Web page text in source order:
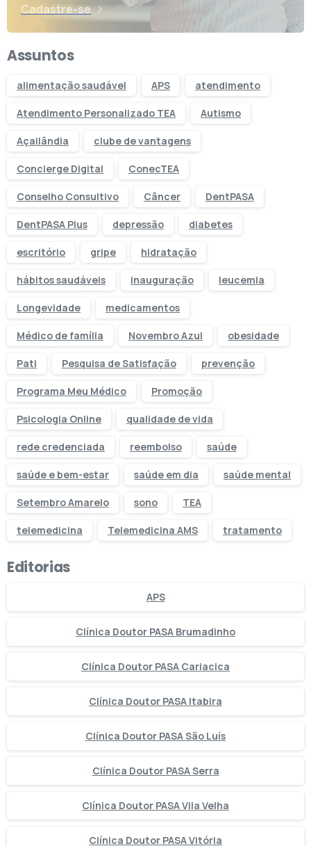
Cadastre-se
Assuntos
alimentação saudável APS atendimento
Atendimento Personalizado TEA Autismo
Açailândia clube de vantagens
Concierge Digital ConecTEA
Conselho Consultivo Câncer DentPASA
DentPASA Plus depressão diabetes
escritório gripe hidratação
hábitos saudáveis inauguração leucemia
Longevidade medicamentos
Médico de família Novembro Azul obesidade
Pati Pesquisa de Satisfação prevenção
Programa Meu Médico Promoção
Psicologia Online qualidade de vida
rede credenciada reembolso saúde
saúde e bem-estar saúde em dia saúde mental
Setembro Amarelo sono TEA
telemedicina Telemedicina AMS tratamento
Editorias
APS
Clínica Doutor PASA Brumadinho
Clínica Doutor PASA Cariacica
Clínica Doutor PASA Itabira
Clínica Doutor PASA São Luís
Clínica Doutor PASA Serra
Clínica Doutor PASA Vila Velha
Clínica Doutor PASA Vitória